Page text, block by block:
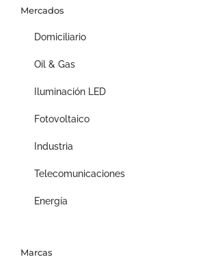
Mercados
Domiciliario
Oil & Gas
Iluminación LED
Fotovoltaico
Industria
Telecomunicaciones
Energía
Marcas